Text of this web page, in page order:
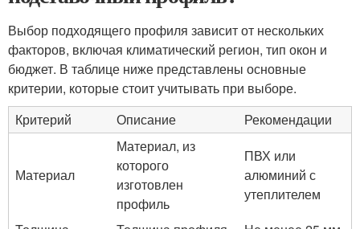
Выбор подходящего профиля зависит от нескольких
факторов, включая климатический регион, тип окон и
бюджет. В таблице ниже представлены основные
критерии, которые стоит учитывать при выборе.
Критерий
Описание Рекомендации
Материал
Материал, из
которого
изготовлен
профиль
ПВХ или
алюминий с
утеплителем